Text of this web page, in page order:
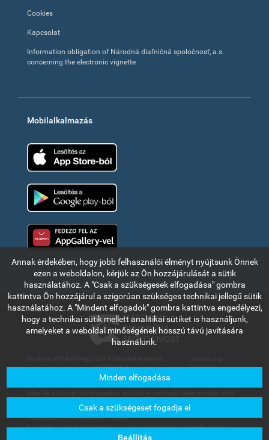
Cookies
Kapcsolat
Information obligation of Národná diaľničná spoločnosť, a.s.
concerning the electronic vignette
Mobilalkalmazás
spoločnosť, a.s.
fenntartva.
Az ebben a részben olvasható információk és adatok kizárólag tájékoztató
vállal felelősséget a felhasználókat vagy harmadik személyt az információk
használata okán ért lehetséges károkért.
A személyes adatok kezelésével kapcsolatos tájékoztatást azÜgyfélszolgálat -
menüpont alatt található Általános üzleti feltételek
Annak érdekében, hogy jobb felhasználói élményt nyújtsunk Önnek
ezen a weboldalon, kérjük az Ön hozzájárulását a sütik
használatához. A "Csak a szükségesek elfogadása" gombra
kattintva Ön hozzájárul a szigorúan szükséges technikai jellegű sütik
használatához. A "Mindent elfogadok" gombra kattintva engedélyezi,
hogy a technikai sütik mellett analitikai sütiket is használjunk,
amelyeket a weboldal minőségének hosszú távú javítására
használunk.
Minden elfogadása
Csak a szükségeset fogadja el
Beállítás